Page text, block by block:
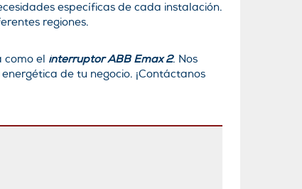
específicas de cada instalación.
regiones.
como el interruptor ABB Emax 2. Nos
de tu negocio. ¡Contáctanos